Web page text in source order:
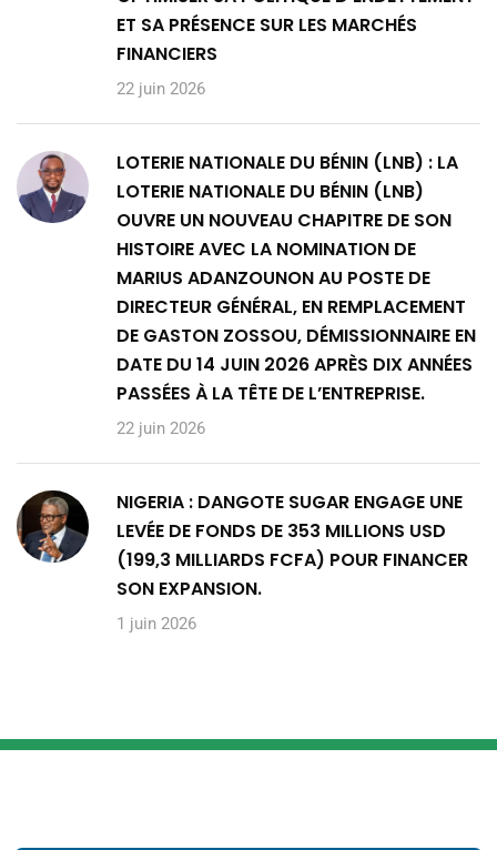
ET SA PRÉSENCE SUR LES MARCHÉS
FINANCIERS
22 juin 2026
LOTERIE NATIONALE DU BÉNIN (LNB) : LA
LOTERIE NATIONALE DU BÉNIN (LNB)
OUVRE UN NOUVEAU CHAPITRE DE SON
HISTOIRE AVEC LA NOMINATION DE
MARIUS ADANZOUNON AU POSTE DE
DIRECTEUR GÉNÉRAL, EN REMPLACEMENT
DE GASTON ZOSSOU, DÉMISSIONNAIRE EN
DATE DU 14 JUIN 2026 APRÈS DIX ANNÉES
PASSÉES À LA TÊTE DE L’ENTREPRISE.
22 juin 2026
NIGERIA : DANGOTE SUGAR ENGAGE UNE
LEVÉE DE FONDS DE 353 MILLIONS USD
(199,3 MILLIARDS FCFA) POUR FINANCER
SON EXPANSION.
1 juin 2026